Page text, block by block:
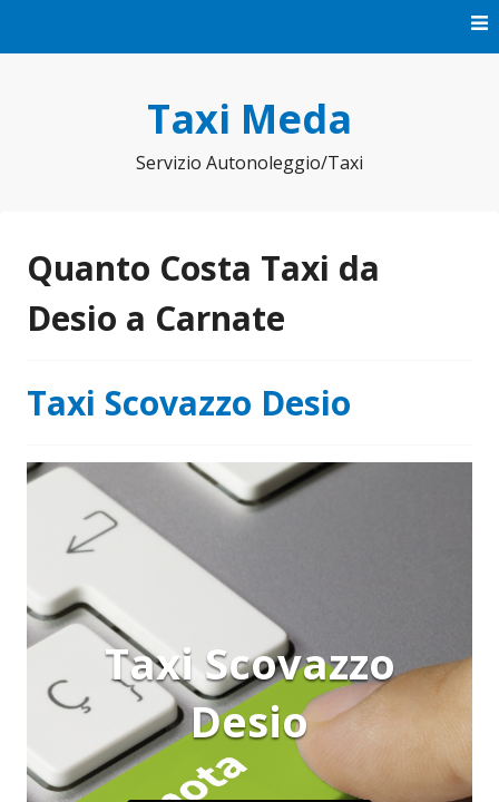
Taxi Meda
Servizio Autonoleggio/Taxi
Quanto Costa Taxi da
Desio a Carnate
Taxi Scovazzo Desio
Taxi Scovazzo
Desio